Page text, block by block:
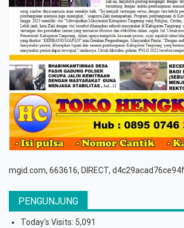
mgid.com, 663616, DIRECT, d4c29acad76ce94f
PENGUNJUNG
Today's Visits: 5,091